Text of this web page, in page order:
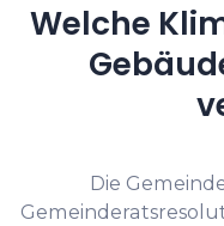
Welche
Die